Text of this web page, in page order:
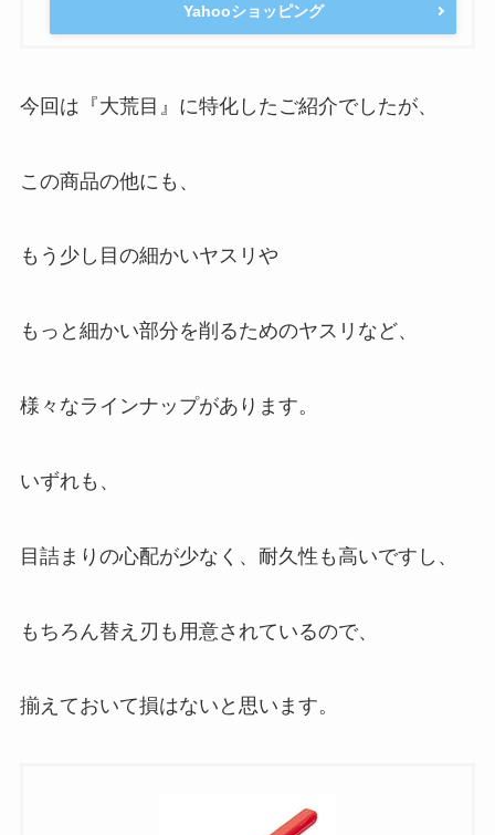
Yahooショッピング
今回は『大荒目』に特化したご紹介でしたが、
この商品の他にも、
もう少し目の細かいヤスリや
もっと細かい部分を削るためのヤスリなど、
様々なラインナップがあります。
いずれも、
目詰まりの心配が少なく、耐久性も高いですし、
もちろん替え刃も用意されているので、
揃えておいて損はないと思います。